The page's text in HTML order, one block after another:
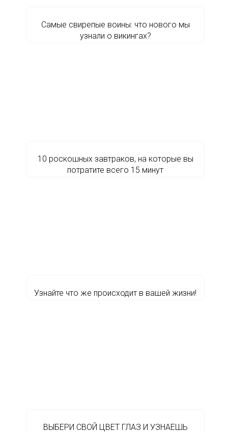
Самые свирепые воины: что нового мы
узнали о викингах?
10 роскошных завтраков, на которые вы
потратите всего 15 минут
Узнайте что же происходит в вашей жизни!
ВЫБЕРИ СВОЙ ЦВЕТ ГЛАЗ И УЗНАЕШЬ